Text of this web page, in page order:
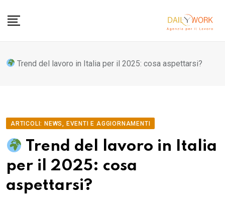
Trend del lavoro in Italia per il 2025: cosa aspettarsi?
ARTICOLI: NEWS, EVENTI E AGGIORNAMENTI
Trend del lavoro in Italia
per il 2025: cosa
aspettarsi?